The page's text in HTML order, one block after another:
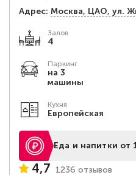
Адрес: Москва, ЦАО, ул.
Залов
4
Паркинг
на 3
машины
Кухня
Европейская
Еда и напитки от
4,7 1236 отзывов